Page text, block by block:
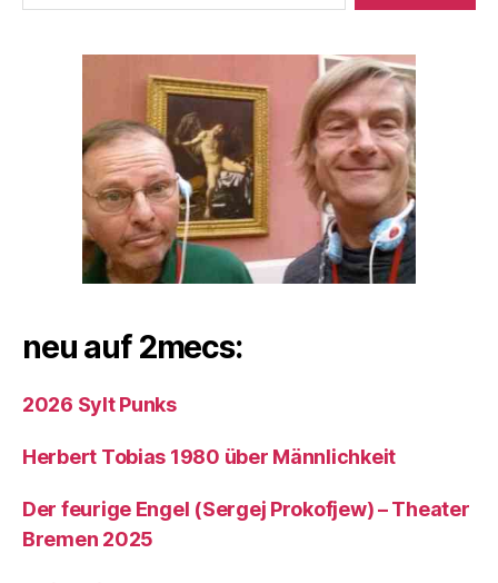
neu auf 2mecs:
2026 Sylt Punks
Herbert Tobias 1980 über Männlichkeit
Der feurige Engel (Sergej Prokofjew) – Theater
Bremen 2025